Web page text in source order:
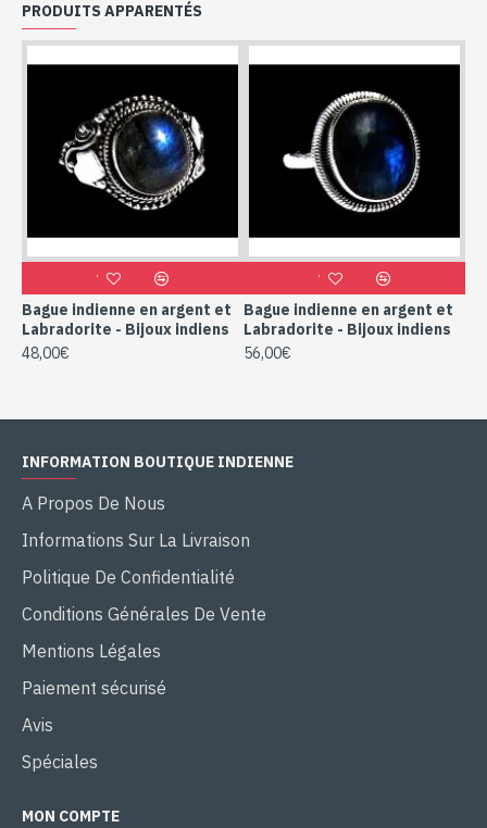
PRODUITS APPARENTÉS
Bague indienne en argent et
Labradorite - Bijoux indiens
48,00€
Bague indienne en argent et
Labradorite - Bijoux indiens
56,00€
INFORMATION BOUTIQUE INDIENNE
A Propos De Nous
Informations Sur La Livraison
Politique De Confidentialité
Conditions Générales De Vente
Mentions Légales
Paiement sécurisé
Avis
Spéciales
MON COMPTE